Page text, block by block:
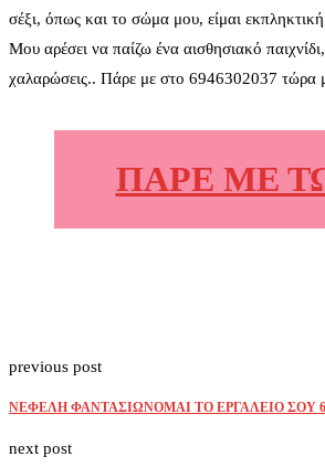
σέξι, όπως και το σώμα μου, είμαι
Μου αρέσει να παίζω ένα αισθησιακό
χαλαρώσεις.. Πάρε με στο 6946302037 τώρα
ΠΑΡΕ ΜΕ
previous post
ΝΕΦΕΛΗ ΦΑΝΤΑΣΙΩΝΟΜΑΙ ΤΟ ΕΡΓΑΛΕΙΟ ΣΟΥ
next post